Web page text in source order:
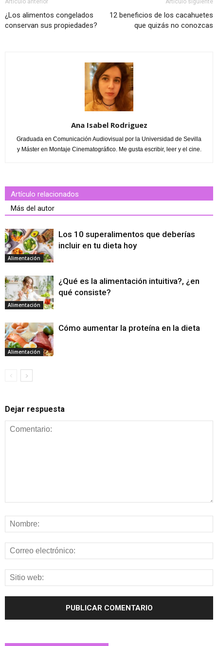
Artículo anterior
¿Los alimentos congelados
conservan sus propiedades?
Artículo siguiente
12 beneficios de los cacahuetes
que quizás no conozcas
Ana Isabel Rodriguez
Graduada en Comunicación Audiovisual por la Universidad de Sevilla
y Máster en Montaje Cinematográfico. Me gusta escribir, leer y el cine.
Artículo relacionados
Más del autor
Alimentación
Los 10 superalimentos que deberías
incluir en tu dieta hoy
Alimentación
¿Qué es la alimentación intuitiva?, ¿en
qué consiste?
Alimentación
Cómo aumentar la proteína en la dieta
Dejar respuesta